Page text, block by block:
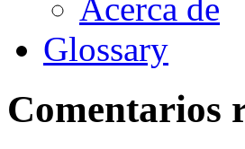
Acerca de
Glossary
Comentarios